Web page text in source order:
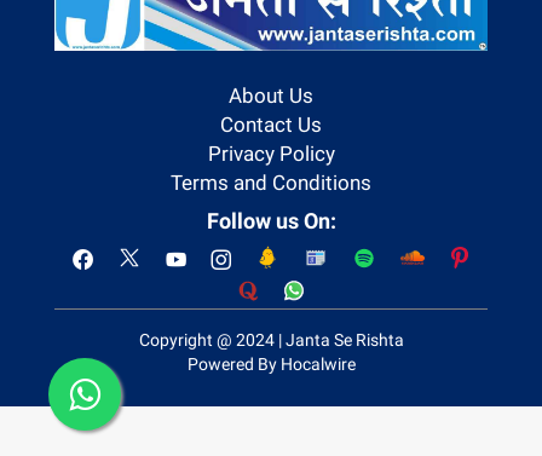
About Us
Contact Us
Privacy Policy
Terms and Conditions
Follow us On:
Copyright @ 2024 | Janta Se Rishta
Powered By Hocalwire